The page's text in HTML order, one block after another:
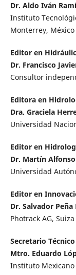
Dr. Aldo Iván
Instituto
Monterrey, México
Editor en
Dr. Francisco
Consultor
Editora en
Dra. Graciela
Universidad
Editor en
Dr. Martín
Universidad
Editor en
Dr. Salvador Peña
Photrack AG, Suiza
Secretario Técnico
Mtro. Eduardo
Instituto Mexicano